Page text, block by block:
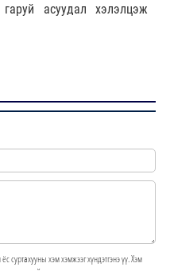
асуудал хэлэлцэж
суртахууны хэм хэмжээг хүндэтгэнэ үү. Хэм